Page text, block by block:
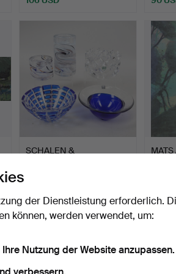
SCHALEN &
32 USD 86
der Dienstleistung erforderlich.
können, werden verwendet, um:
Nutzung der Website anzupassen.